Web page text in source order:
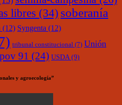
libres (34) soberanía
(12) Syngenta (12)
tribunal constitucional (7) Unión
91 (24) USDA (9)
y agroecología”